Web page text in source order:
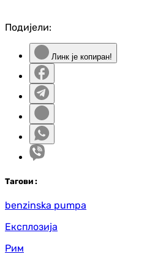
Подијели:
Линк је копиран!
Тагови :
benzinska pumpa
Експлозија
Рим